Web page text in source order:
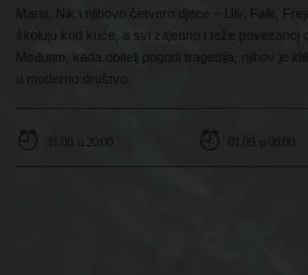
Maria, Nik i njihovo četvero djece – Ulv, Falk,
školuju kod kuće, a svi zajedno i teže povezanoj
Međutim, kada obitelj pogodi tragedija, njihov je
u moderno društvo.
31.08. u 20:00 01.09. u 08:00